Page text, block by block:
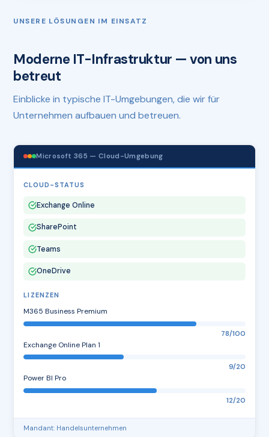
UNSERE LÖSUNGEN IM EINSATZ
Moderne IT-Infrastruktur — von uns
betreut
Einblicke in typische IT-Umgebungen, die wir für
Unternehmen aufbauen und betreuen.
Microsoft 365 — Cloud-Umgebung
CLOUD-STATUS
Exchange Online
SharePoint
Teams
OneDrive
LIZENZEN
M365 Business Premium
78/100
Exchange Online Plan 1
9/20
Power BI Pro
12/20
Mandant: Handelsunternehmen